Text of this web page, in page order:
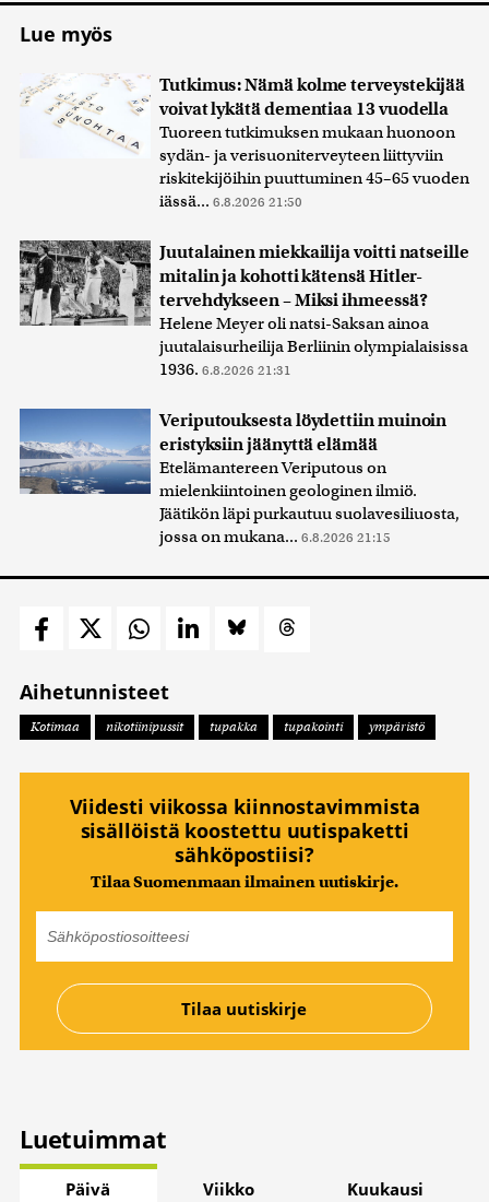
Lue myös
Tutkimus: Nämä kolme terveystekijää
voivat lykätä dementiaa 13 vuodella
Tuoreen tutkimuksen mukaan huonoon
sydän- ja verisuoniterveyteen liittyviin
riskitekijöihin puuttuminen 45–65 vuoden
iässä... 6.8.2026 21:50
Juutalainen miekkailija voitti natseille
mitalin ja kohotti kätensä Hitler-
tervehdykseen – Miksi ihmeessä?
Helene Meyer oli natsi-Saksan ainoa
juutalaisurheilija Berliinin olympialaisissa
1936. 6.8.2026 21:31
Veriputouksesta löydettiin muinoin
eristyksiin jäänyttä elämää
Etelämantereen Veriputous on
mielenkiintoinen geologinen ilmiö.
Jäätikön läpi purkautuu suolavesiliuosta,
jossa on mukana... 6.8.2026 21:15
Aihetunnisteet
Kotimaa nikotiinipussit tupakka tupakointi ympäristö
Viidesti viikossa kiinnostavimmista
sisällöistä koostettu uutispaketti
sähköpostiisi?
Tilaa Suomenmaan ilmainen uutiskirje.
Luetuimmat
Päivä Viikko Kuukausi